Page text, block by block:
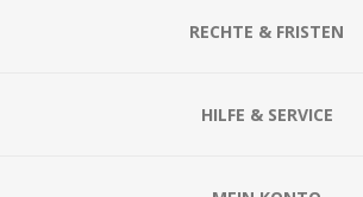
RECHTE & FRISTEN
HILFE & SERVICE